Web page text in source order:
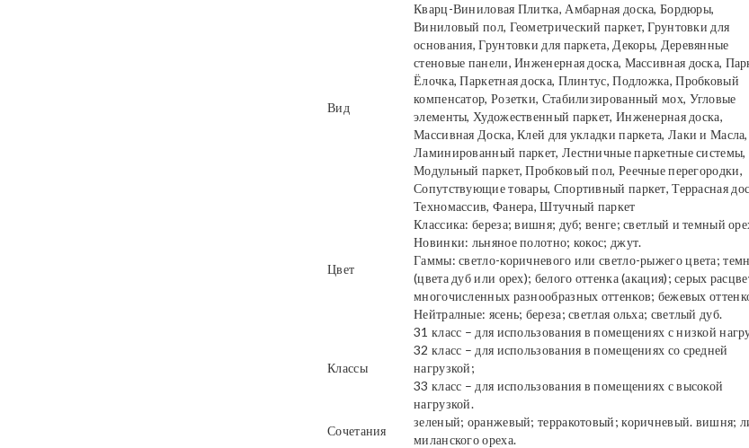
Вид
Кварц-Виниловая Плитка, Амбарная доска, Бордюры,
Виниловый пол, Геометрический паркет, Грунтовки для
основания, Грунтовки для паркета, Декоры, Деревянные
стеновые панели, Инженерная доска, Массивная доска,
Ёлочка, Паркетная доска, Плинтус, Подложка, Пробковый
компенсатор, Розетки, Стабилизированный мох, Угловые
элементы, Художественный паркет, Инженерная доска,
Массивная Доска, Клей для укладки паркета, Лаки и Масла,
Ламинированный паркет, Лестничные паркетные системы,
Модульный паркет, Пробковый пол, Реечные перегородки,
Сопутствующие товары, Спортивный паркет, Террасная
Техномассив, Фанера, Штучный паркет
Цвет
Классика: береза; вишня; дуб; венге; светлый и темный
Новинки: льняное полотно; кокос; джут.
Гаммы: светло-коричневого или светло-рыжего цвета;
(цвета дуб или орех); белого оттенка (акация); серых
многочисленных разнообразных оттенков; бежевых
Нейтралные: ясень; береза; светлая ольха; светлый дуб.
Классы
31 класс – для использования в помещениях с низкой
32 класс – для использования в помещениях со средней
нагрузкой;
33 класс – для использования в помещениях с высокой
нагрузкой.
Сочетания
зеленый; оранжевый; терракотовый; коричневый. вишня;
миланского ореха.